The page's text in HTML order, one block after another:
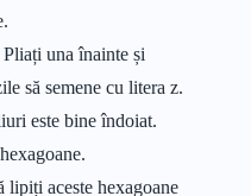
una înainte și
să semene cu litera z.
este bine îndoiat.
lipiți aceste hexagoane